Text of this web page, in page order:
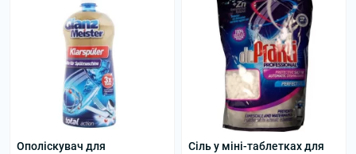
Ополіскувач для
Сіль у міні-таблетках для